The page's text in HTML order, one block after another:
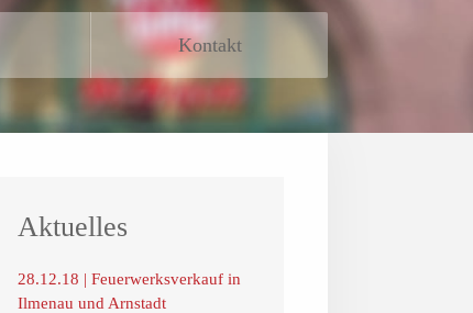
Kontakt
Aktuelles
28.12.18 | Feuerwerksverkauf in
Ilmenau und Arnstadt